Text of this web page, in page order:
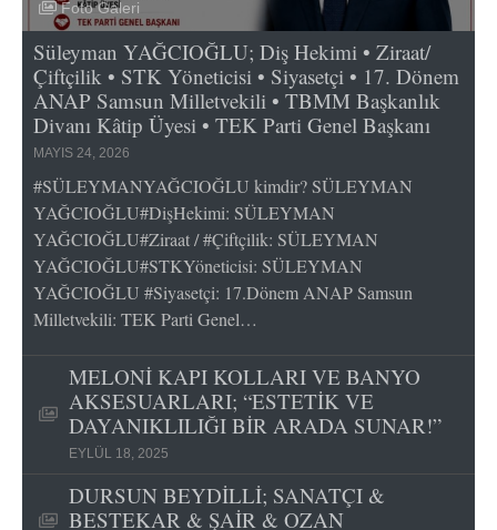
Foto Galeri
Süleyman YAĞCIOĞLU; Diş Hekimi • Ziraat/
Çiftçilik • STK Yöneticisi • Siyasetçi • 17. Dönem
ANAP Samsun Milletvekili • TBMM Başkanlık
Divanı Kâtip Üyesi • TEK Parti Genel Başkanı
MAYIS 24, 2026
#SÜLEYMANYAĞCIOĞLU kimdir? SÜLEYMAN
YAĞCIOĞLU#DişHekimi: SÜLEYMAN
YAĞCIOĞLU#Ziraat / #Çiftçilik: SÜLEYMAN
YAĞCIOĞLU#STKYöneticisi: SÜLEYMAN
YAĞCIOĞLU #Siyasetçi: 17.Dönem ANAP Samsun
Milletvekili: TEK Parti Genel…
MELONİ KAPI KOLLARI VE BANYO
AKSESUARLARI; “ESTETİK VE
DAYANIKLILIĞI BİR ARADA SUNAR!”
EYLÜL 18, 2025
DURSUN BEYDİLLİ; SANATÇI &
BESTEKAR & ŞAİR & OZAN